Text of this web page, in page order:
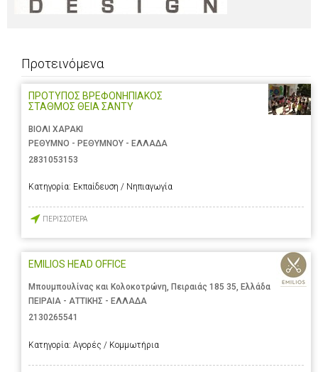
Προτεινόμενα
ΠΡΟΤΥΠΟΣ ΒΡΕΦΟΝΗΠΙΑΚΟΣ
ΣΤΑΘΜΟΣ ΘΕΙΑ ΣΑΝΤΥ
ΒΙΟΛΙ ΧΑΡΑΚΙ
ΡΕΘΥΜΝΟ - ΡΕΘΥΜΝΟΥ - ΕΛΛΑΔΑ
2831053153
Κατηγορία: Εκπαίδευση / Νηπιαγωγία
ΠΕΡΙΣΣΟΤΕΡΑ
EMILIOS HEAD OFFICE
Μπουμπουλίνας και Κολοκοτρώνη, Πειραιάς 185 35, Ελλάδα
ΠΕΙΡΑΙΑ - ΑΤΤΙΚΗΣ - ΕΛΛΑΔΑ
2130265541
Κατηγορία: Αγορές / Κομμωτήρια